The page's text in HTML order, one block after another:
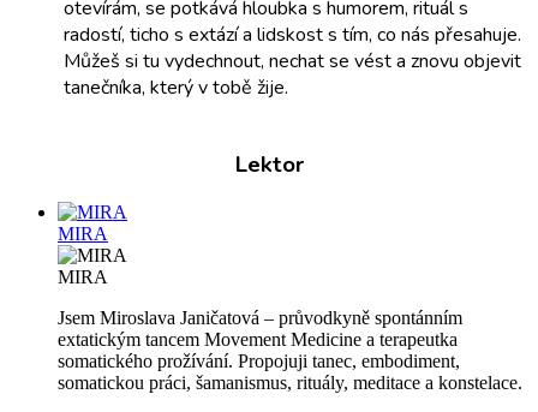
otevírám, se potkává hloubka s humorem, rituál s
radostí, ticho s extází a lidskost s tím, co nás přesahuje.
Můžeš si tu vydechnout, nechat se vést a znovu objevit
tanečníka, který v tobě žije.
Lektor
MIRA
MIRA
Jsem Miroslava Janičatová – průvodkyně spontánním
extatickým tancem Movement Medicine a terapeutka
somatického prožívání. Propojuji tanec, embodiment,
somatickou práci, šamanismus, rituály, meditace a konstelace.